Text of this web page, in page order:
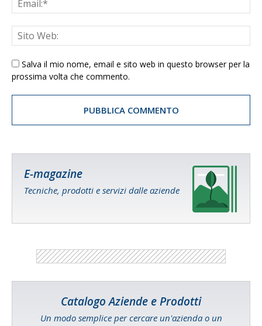
Salva il mio nome, email e sito web in questo browser per la
prossima volta che commento.
E-magazine
Tecniche, prodotti e servizi dalle aziende
Catalogo Aziende e Prodotti
Un modo semplice per cercare un'azienda o un